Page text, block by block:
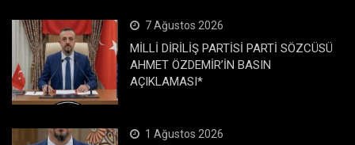
7 Ağustos 2026
MİLLİ DİRİLİŞ PARTİSİ PARTİ SÖZCÜSÜ
AHMET ÖZDEMİR’İN BASIN
AÇIKLAMASI*
1 Ağustos 2026